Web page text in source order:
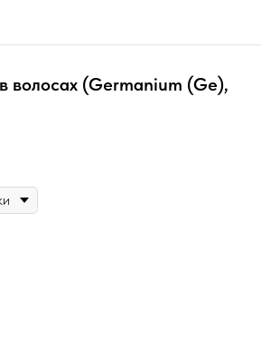
волосах (Germanium (Ge),